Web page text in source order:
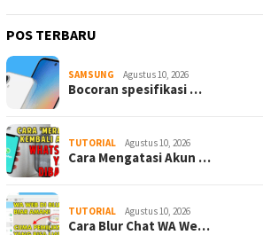
POS TERBARU
SAMSUNG Agustus 10, 2026
Bocoran spesifikasi …
TUTORIAL Agustus 10, 2026
Cara Mengatasi Akun …
TUTORIAL Agustus 10, 2026
Cara Blur Chat WA We…